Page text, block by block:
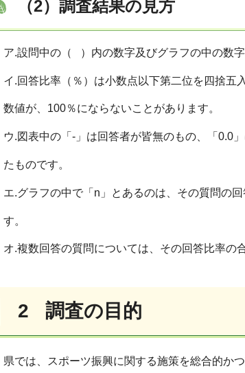
（2）調査結果の見方
ア.設問中の（ ）内の数字及びグラフの中の数字
イ.回答比率（％）は小数点以下第二位を四捨五
数値が、100％にならないことがあります。
ウ.図表中の「-」は回答者が皆無のもの、「0.0
たものです。
エ.グラフの中で「n」とあるのは、その質問の
す。
オ.複数回答の質問については、その回答比率の
2 調査の目的
県では、スポーツ振興に関する施策を総合的か